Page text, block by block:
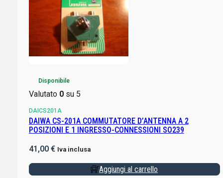
Disponibile
Valutato 0su 5
DAICS201A
DAIWA CS-201A COMMUTATORE D’ANTENNA A 2
POSIZIONI E 1 INGRESSO-CONNESSIONI SO239
41,00 € Iva inclusa
Aggiungi al carrello